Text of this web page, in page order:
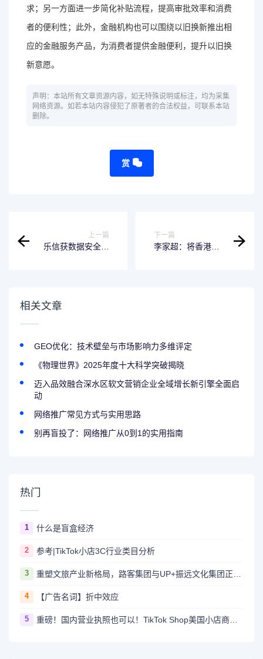
求；另一方面进一步简化补贴流程，提高审批效率和消费
者的便利性；此外，金融机构也可以围绕以旧换新推出相
应的金融服务产品，为消费者提供金融便利，提升以旧换
新意愿。
声明：本站所有文章资源内容，如无特殊说明或标注，均为采集
网络资源。如若本站内容侵犯了原著者的合法权益，可联系本站
删除。
赏
上一篇
乐信获数据安全服
下一篇
李家超：将香港建
相关文章
GEO优化：技术壁垒与市场影响力多维评定
《物理世界》2025年度十大科学突破揭晓
迈入品效融合深水区软文营销企业全域增长新引擎全面启
动
网络推广常见方式与实用思路
别再盲投了：网络推广从0到1的实用指南
热门
1 什么是盲盒经济
2 参考|TikTok小店3C行业类目分析
3
4 【广告名词】折中效应
5 重磅！国内营业执照也可以！TikTok Shop美国小店商家自运营模式开放！